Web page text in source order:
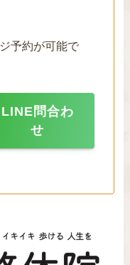
予約が可能で
LINE問合わ
せ